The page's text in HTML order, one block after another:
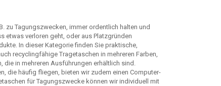
zu Tagungszwecken, immer ordentlich halten und
etwas verloren geht, oder aus Platzgründen
In dieser Kategorie finden Sie praktische,
recyclingfähige Tragetaschen in mehreren Farben,
in mehreren Ausführungen erhältlich sind.
die häufig fliegen, bieten wir zudem einen Computer-
für Tagungszwecke können wir individuell mit